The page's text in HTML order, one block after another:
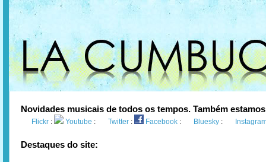
Novidades musicais de todos os tempos. Também
Flickr : Youtube : Twitter : Facebook : Bluesky :
Destaques do site: